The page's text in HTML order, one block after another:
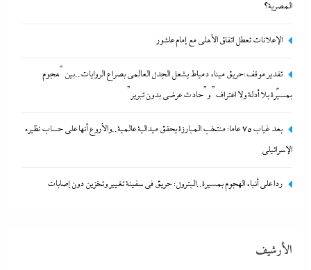
تقدير موقف:حريق ميناء دمياط يشعل الجدل العالمي بصراع
الروايات..بين “هجوم بمسيّرة بلا أدلة ولا اعتراف” و”حادث عرضي
12 ديسمبر، 2023
المصرية؟
الإعلانات تعطل اتفاق الأهلى مع إمام عاشور
تقدير موقف:حريق ميناء دمياط يشعل الجدل العالمي بصراع الروايات..بين “هجوم
بمسيّرة بلا أدلة ولا اعتراف” و”حادث عرضي بدون تبرير”
بعد غياب 75 عاما: منتخب المبارزة يحقق ميدالية عالمية..والأروع أنها على حساب نظيره
الإسرائيلي
ردا على أنباء الهجوم بمسيرة..البترول: حريق في سفينة تغيير وتخزين دون إصابات
الأرشيف